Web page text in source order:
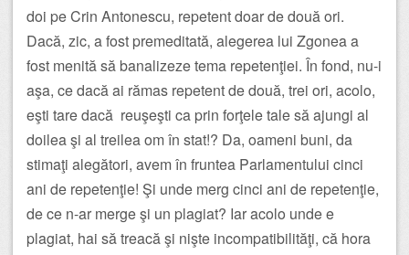
doi pe Crin Antonescu, repetent doar de două ori.
Dacă, zic, a fost premeditată, alegerea lui Zgonea a
fost menită să banalizeze tema repetenţiei. În fond, nu-i
aşa, ce dacă ai rămas repetent de două, trei ori, acolo,
eşti tare dacă reuşeşti ca prin forţele tale să ajungi al
doilea şi al treilea om în stat!? Da, oameni buni, da
stimaţi alegători, avem în fruntea Parlamentului cinci
ani de repetenţie! Şi unde merg cinci ani de repetenţie,
de ce n-ar merge şi un plagiat? Iar acolo unde e
plagiat, hai să treacă şi nişte incompatibilităţi, că hora